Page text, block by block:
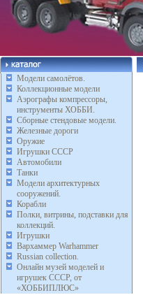
Модели самолётов.
Коллекционные модели
Аэрографы компрессоры,
инструменты ХОББИ.
Сборные стендовые модели.
Железные дороги
Оружие
Игрушки СССР
Автомобили
Танки
Модели архитектурных
сооружений.
Корабли
Полки, витрины, подставки для
коллекций.
Игрушки
Вархаммер Warhammer
Russian collection.
Онлайн музей моделей и
игрушек СССР, от
«ХОББИПЛЮС»